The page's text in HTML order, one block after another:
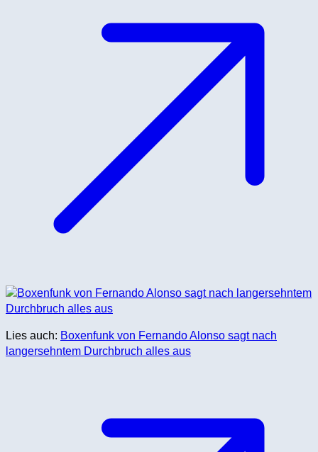
Lies auch: Boxenfunk von Fernando Alonso sagt nach
langersehntem Durchbruch alles aus